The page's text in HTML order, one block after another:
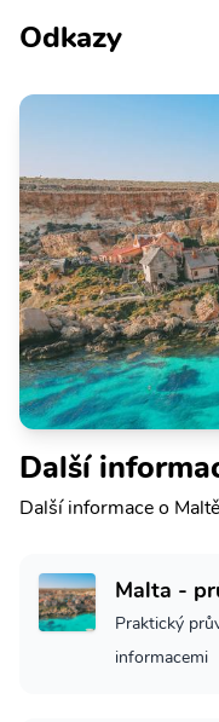
Odkazy
Další
Další informace o Maltě
Malta -
Praktický
informacemi